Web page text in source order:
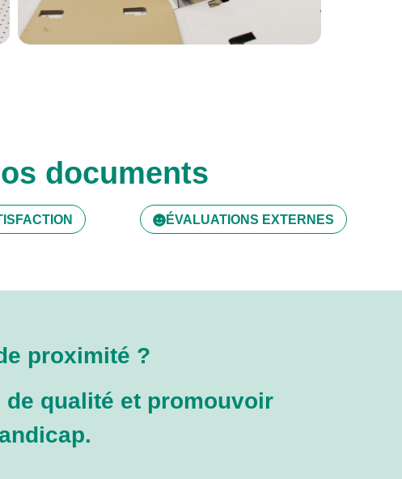
documents
ÉVALUATIONS EXTERNES
proximité ?
de qualité et promouvoir